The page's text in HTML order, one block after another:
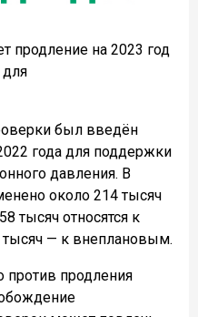
продление на 2023 год
для
был введён
года для поддержки
давления. В
около 214 тысяч
тысяч относятся к
— к внеплановым.
против продления